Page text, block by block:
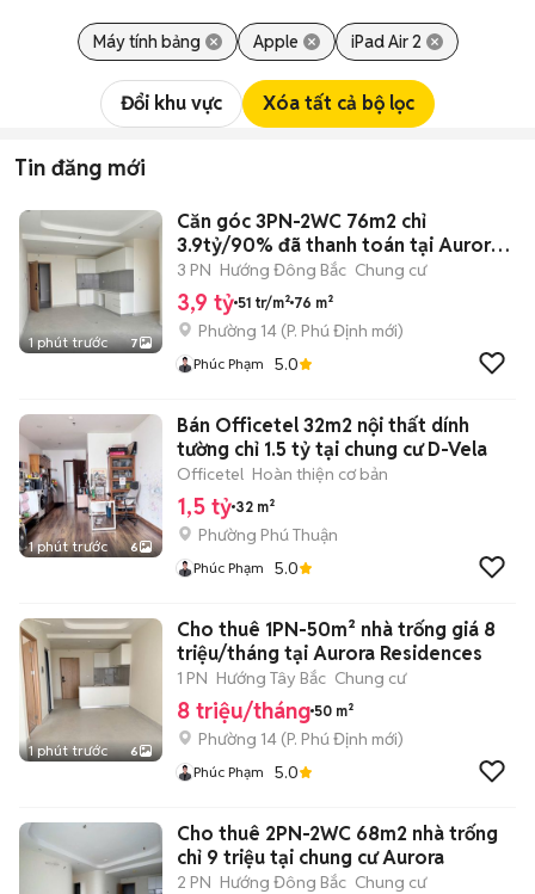
Máy tính bảng Apple iPad Air 2
Đổi khu vực Xóa tất cả bộ lọc
Tin đăng mới
1 phút trước 7
Căn góc 3PN-2WC 76m2 chỉ
3.9tỷ/90% đã thanh toán tại Aurora
Residences
3 PN Hướng Đông Bắc Chung cư
3,9 tỷ 51 tr/m² 76 m²
Phường 14 (P. Phú Định mới)
Phúc Phạm 5.0
1 phút trước 6
Bán Officetel 32m2 nội thất dính
tường chỉ 1.5 tỷ tại chung cư D-Vela
Officetel Hoàn thiện cơ bản
1,5 tỷ 32 m²
Phường Phú Thuận
Phúc Phạm 5.0
1 phút trước 6
Cho thuê 1PN-50m² nhà trống giá 8
triệu/tháng tại Aurora Residences
1 PN Hướng Tây Bắc Chung cư
8 triệu/tháng 50 m²
Phường 14 (P. Phú Định mới)
Phúc Phạm 5.0
Cho thuê 2PN-2WC 68m2 nhà trống
chỉ 9 triệu tại chung cư Aurora
2 PN Hướng Đông Bắc Chung cư